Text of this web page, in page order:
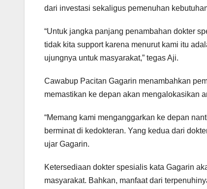
dari investasi sekaligus pemenuhan
“Untuk jangka panjang penambahan dokter
tidak kita support karena menurut kami itu
ujungnya untuk masyarakat,” tegas Aji.
Cawabup Pacitan Gagarin menambahkan
memastikan ke depan akan mengalokasikan
“Memang kami menganggarkan ke depan
berminat di kedokteran. Yang kedua dari
ujar Gagarin.
Ketersediaan dokter spesialis kata Gagarin
masyarakat. Bahkan, manfaat dari